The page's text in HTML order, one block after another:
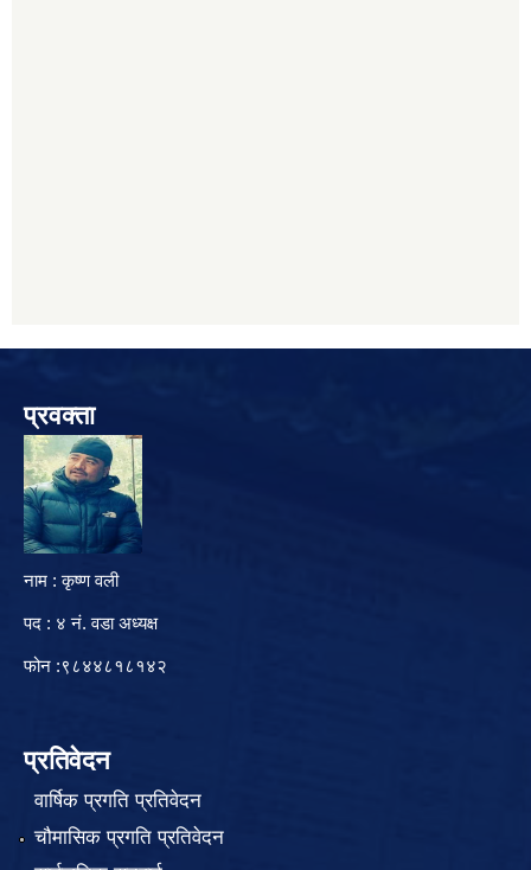
प्रवक्ता
नाम : कृष्ण वली
पद : ४ नं. वडा अध्यक्ष
फोन :९८४४८१८१४२
प्रतिवेदन
वार्षिक प्रगति प्रतिवेदन
चौमासिक प्रगति प्रतिवेदन